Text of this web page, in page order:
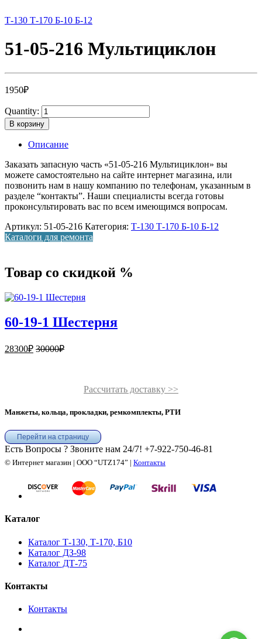
Т-130 Т-170 Б-10 Б-12
51-05-216 Мультициклон
1950₽
Quantity:
В корзину
Описание
Заказать запасную часть «51-05-216 Мультициклон» вы
можете самостоятельно на сайте интернет магазина, или
позвонить нам в нашу компанию по телефонам, указанным в
разделе “контакты”. Наши специалисты всегда готовы
проконсультировать вас по всем имеющимся вопросам.
Артикул: 51-05-216 Категория: Т-130 Т-170 Б-10 Б-12
Каталоги для ремонта
Товар со скидкой %
60-19-1 Шестерня
28300₽ 30000₽
Рассчитать доставку >>
Манжеты, кольца, прокладки, ремкомплекты, РТИ
Перейти на страницу
Есть Вопросы ? Звоните нам 24/7! +7-922-750-46-81
© Интернет магазин | ООО “UTZ174” | Контакты
Каталог
Каталог Т-130, Т-170, Б10
Каталог ДЗ-98
Каталог ДТ-75
Контакты
Контакты